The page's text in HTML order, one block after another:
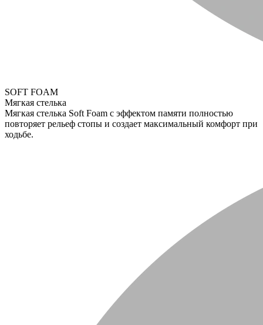
SOFT FOAM
Мягкая стелька
Мягкая стелька Soft Foam с эффектом памяти полностью
повторяет рельеф стопы и создает максимальный комфорт при
ходьбе.